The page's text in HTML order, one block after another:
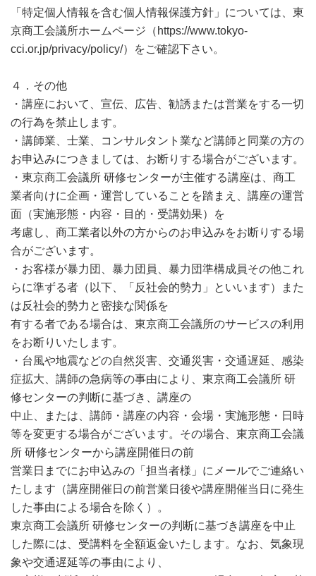
「特定個人情報を含む個人情報保護方針」については、東
京商工会議所ホームページ（https://www.tokyo-
cci.or.jp/privacy/policy/）をご確認下さい。
４．その他
・講座において、宣伝、広告、勧誘または営業をする一切
の行為を禁止します。
・講師業、士業、コンサルタント業など講師と同業の方の
お申込みにつきましては、お断りする場合がございます。
・東京商工会議所 研修センターが主催する講座は、商工
業者向けに企画・運営していることを踏まえ、講座の運営
面（実施形態・内容・目的・受講効果）を
考慮し、商工業者以外の方からのお申込みをお断りする場
合がございます。
・お客様が暴力団、暴力団員、暴力団準構成員その他これ
らに準ずる者（以下、「反社会的勢力」といいます）また
は反社会的勢力と密接な関係を
有する者である場合は、東京商工会議所のサービスの利用
をお断りいたします。
・台風や地震などの自然災害、交通災害・交通遅延、感染
症拡大、講師の急病等の事由により、東京商工会議所 研
修センターの判断に基づき、講座の
中止、または、講師・講座の内容・会場・実施形態・日時
等を変更する場合がございます。その場合、東京商工会議
所 研修センターから講座開催日の前
営業日までにお申込みの「担当者様」にメールでご連絡い
たします（講座開催日の前営業日後や講座開催当日に発生
した事由による場合を除く）。
東京商工会議所 研修センターの判断に基づき講座を中止
した際には、受講料を全額返金いたします。なお、気象現
象や交通遅延等の事由により、